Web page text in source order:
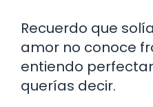
Recuerdo que
amor no conoce
entiendo
querías decir.